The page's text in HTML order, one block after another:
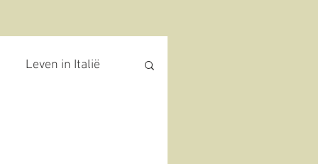
Leven in Italië